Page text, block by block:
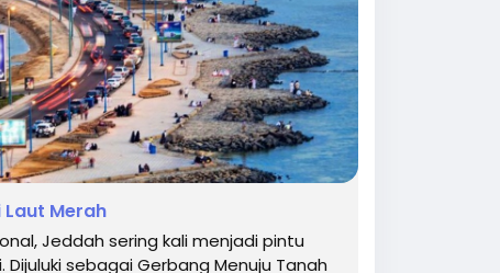
Merah
Jeddah sering kali menjadi pintu
sebagai Gerbang Menuju Tanah